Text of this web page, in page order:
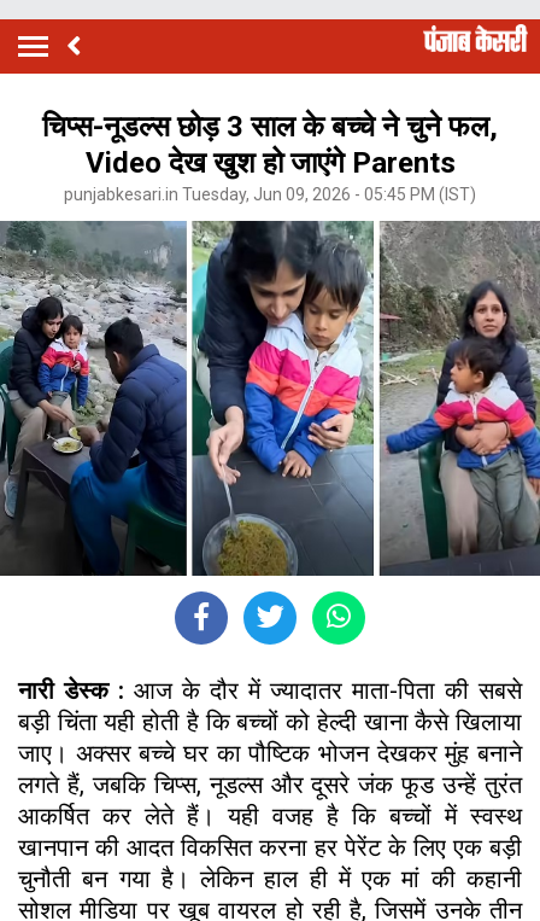
चिप्स-नूडल्स छोड़ 3 साल के बच्चे ने चुने फल,
Video देख खुश हो जाएंगे Parents
punjabkesari.in Tuesday, Jun 09, 2026 - 05:45 PM (IST)
नारी डेस्क : आज के दौर में ज्यादातर माता-पिता की सबसे
बड़ी चिंता यही होती है कि बच्चों को हेल्दी खाना कैसे खिलाया
जाए। अक्सर बच्चे घर का पौष्टिक भोजन देखकर मुंह बनाने
लगते हैं, जबकि चिप्स, नूडल्स और दूसरे जंक फूड उन्हें तुरंत
आकर्षित कर लेते हैं। यही वजह है कि बच्चों में स्वस्थ
खानपान की आदत विकसित करना हर पेरेंट के लिए एक बड़ी
चुनौती बन गया है। लेकिन हाल ही में एक मां की कहानी
सोशल मीडिया पर खूब वायरल हो रही है, जिसमें उनके तीन